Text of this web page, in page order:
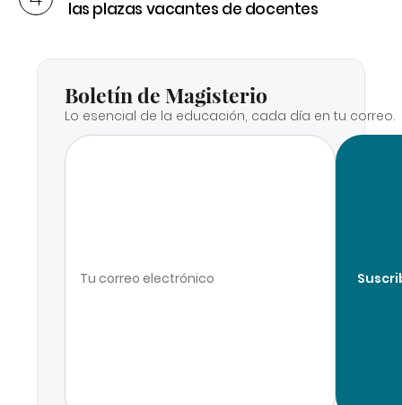
las plazas vacantes de docentes
Boletín de Magisterio
Lo esencial de la educación, cada día en tu correo.